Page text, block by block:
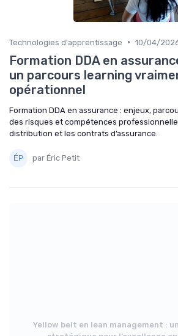
Technologies d'apprentissage • 10/04/
Formation DDA en
un parcours learning
opérationnel
Formation DDA en assurance : enjeux,
des risques et compétences
distribution et les contrats d’assurance.
par Éric Petit
Yellow belt en lean management :